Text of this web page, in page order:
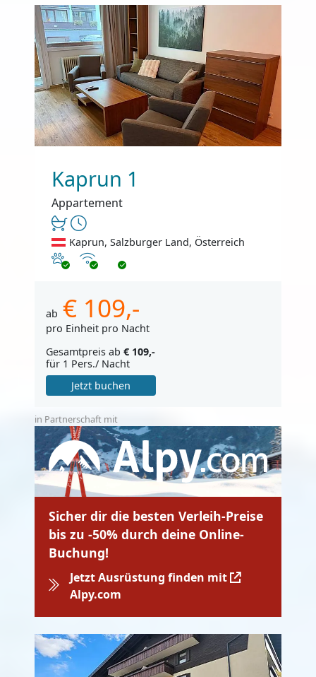
Kaprun 1
Appartement
Kaprun, Salzburger Land, Österreich
Haustiere erlaubt
Internet
ab € 109,-
pro Einheit pro Nacht
Gesamtpreis ab € 109,-
für 1 Pers./ Nacht
Jetzt buchen
in Partnerschaft mit
Sicher dir die besten Verleih-Preise
bis zu -50% durch deine Online-
Buchung!
Jetzt Ausrüstung finden mit
Alpy.com